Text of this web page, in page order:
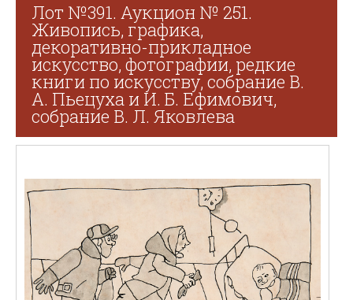
Лот №391. Аукцион № 251.
Живопись, графика,
декоративно-прикладное
искусство, фотографии, редкие
книги по искусству, собрание В.
А. Пьецуха и И. Б. Ефимович,
собрание В. Л. Яковлева